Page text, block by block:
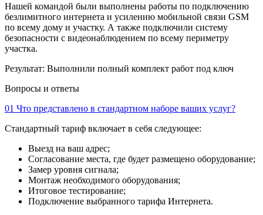
Нашей командой были выполнены работы по подключению
безлимитного интернета и усилению мобильной связи GSM
по всему дому и участку. А также подключили систему
безопасности с видеонаблюдением по всему периметру
участка.
Результат: Выполнили полный комплект работ под ключ
Вопросы и ответы
01 Что представлено в стандартном наборе ваших услуг?
Стандартный тариф включает в себя следующее:
Выезд на ваш адрес;
Согласование места, где будет размещено оборудование;
Замер уровня сигнала;
Монтаж необходимого оборудования;
Итоговое тестирование;
Подключение выбранного тарифа Интернета.